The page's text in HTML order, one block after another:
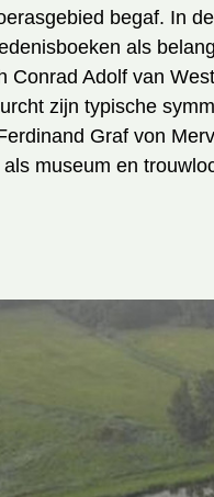
begaf. In
als
Conrad Adolf van
zijn typische
Graf von
museum en